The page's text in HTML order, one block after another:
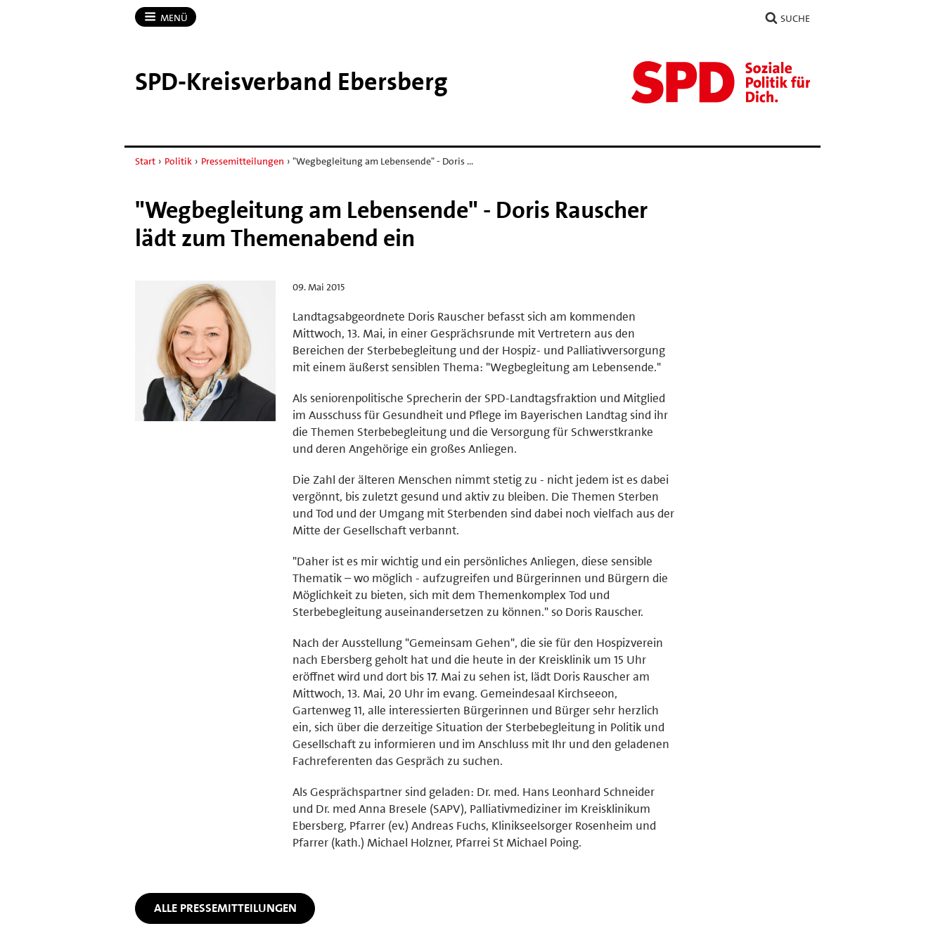
MENÜ SUCHE
SPD-​Kreisverband Ebersberg
Start › Politik › Pressemitteilungen › "Wegbegleitung am Lebensende" - Doris …
"Wegbegleitung am Lebensende" - Doris Rauscher
lädt zum Themenabend ein
09. Mai 2015
Landtagsabgeordnete Doris Rauscher befasst sich am kommenden
Mittwoch, 13. Mai, in einer Gesprächsrunde mit Vertretern aus den
Bereichen der Sterbebegleitung und der Hospiz- und Palliativversorgung
mit einem äußerst sensiblen Thema: "Wegbegleitung am Lebensende."
Als seniorenpolitische Sprecherin der SPD-Landtagsfraktion und Mitglied
im Ausschuss für Gesundheit und Pflege im Bayerischen Landtag sind ihr
die Themen Sterbebegleitung und die Versorgung für Schwerstkranke
und deren Angehörige ein großes Anliegen.
Die Zahl der älteren Menschen nimmt stetig zu - nicht jedem ist es dabei
vergönnt, bis zuletzt gesund und aktiv zu bleiben. Die Themen Sterben
und Tod und der Umgang mit Sterbenden sind dabei noch vielfach aus der
Mitte der Gesellschaft verbannt.
"Daher ist es mir wichtig und ein persönliches Anliegen, diese sensible
Thematik – wo möglich - aufzugreifen und Bürgerinnen und Bürgern die
Möglichkeit zu bieten, sich mit dem Themenkomplex Tod und
Sterbebegleitung auseinandersetzen zu können." so Doris Rauscher.
Nach der Ausstellung "Gemeinsam Gehen", die sie für den Hospizverein
nach Ebersberg geholt hat und die heute in der Kreisklinik um 15 Uhr
eröffnet wird und dort bis 17. Mai zu sehen ist, lädt Doris Rauscher am
Mittwoch, 13. Mai, 20 Uhr im evang. Gemeindesaal Kirchseeon,
Gartenweg 11, alle interessierten Bürgerinnen und Bürger sehr herzlich
ein, sich über die derzeitige Situation der Sterbebegleitung in Politik und
Gesellschaft zu informieren und im Anschluss mit Ihr und den geladenen
Fachreferenten das Gespräch zu suchen.
Als Gesprächspartner sind geladen: Dr. med. Hans Leonhard Schneider
und Dr. med Anna Bresele (SAPV), Palliativmediziner im Kreisklinikum
Ebersberg, Pfarrer (ev.) Andreas Fuchs, Klinikseelsorger Rosenheim und
Pfarrer (kath.) Michael Holzner, Pfarrei St Michael Poing.
ALLE PRESSEMITTEILUNGEN